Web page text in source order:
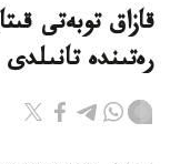
قازاق توبەتى
رەتىندە تانىلدى